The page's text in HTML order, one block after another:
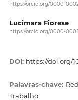
https://orcid.org/0000-
Lucimara Fiorese
https://orcid.org/0000-
DOI: https://doi.org/
Palavras-chave:
Trabalho.